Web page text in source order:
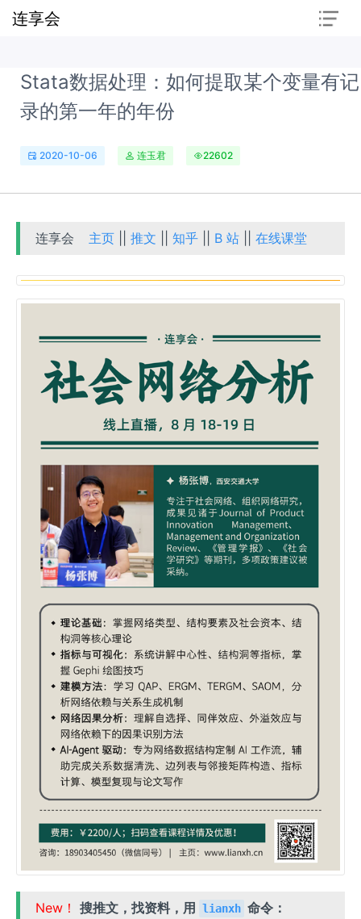
连享会
Stata数据处理：如何提取某个变量有记
录的第一年的年份
2020-10-06 连玉君 22602
连享会 主页 ||推文 ||知乎 B 站 ||在线课堂
New！ 搜推文，找资料，用 lianxh 命令：